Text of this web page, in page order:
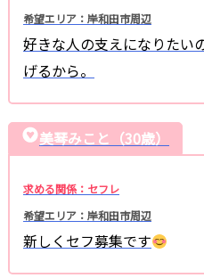
希望エリア：岸和田市周辺
好きな人の支えになりたい
げるから。
美琴みこと（30歳）
求める関係：セフレ
希望エリア：岸和田市周辺
新しくセフ募集です